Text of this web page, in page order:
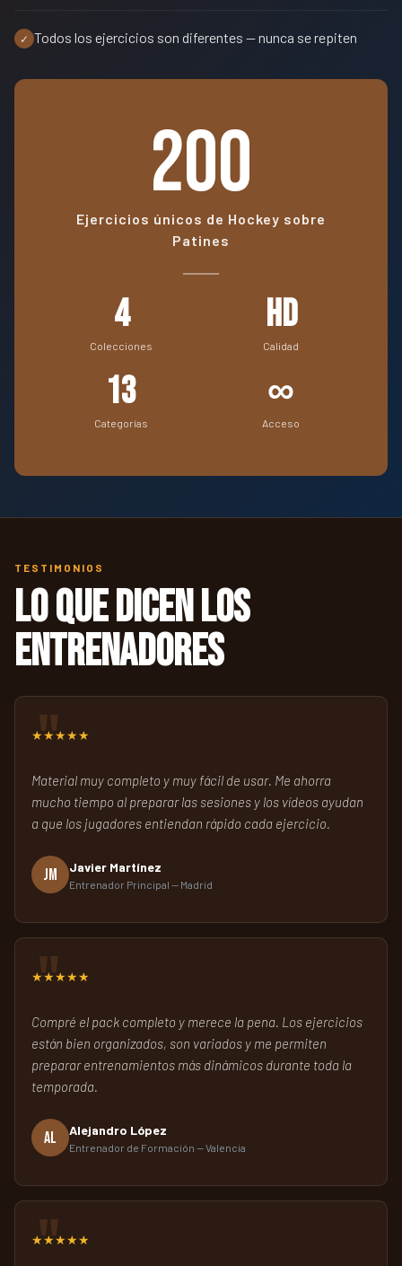
✓ Todos los ejercicios son diferentes — nunca se repiten
200
Ejercicios únicos de Hockey sobre
Patines
4
Colecciones
HD
Calidad
13
Categorías
∞
Acceso
TESTIMONIOS
Lo que dicen los
entrenadores
★★★★★
Material muy completo y muy fácil de usar. Me ahorra
mucho tiempo al preparar las sesiones y los vídeos ayudan
a que los jugadores entiendan rápido cada ejercicio.
JM Javier Martínez
Entrenador Principal — Madrid
★★★★★
Compré el pack completo y merece la pena. Los ejercicios
están bien organizados, son variados y me permiten
preparar entrenamientos más dinámicos durante toda la
temporada.
AL Alejandro López
Entrenador de Formación — Valencia
★★★★★